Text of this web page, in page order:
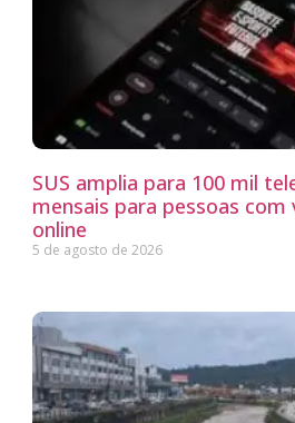
SUS amplia para 100 mil
mensais para pessoas
online
5 de agosto de 2026